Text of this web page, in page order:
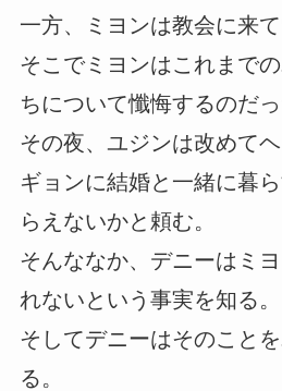
一方、ミヨンは教会に来て
そこでミヨンはこれまで
ちについて懺悔するのだっ
その夜、ユジンは改めて
ギョンに結婚と一緒に暮
らえないかと頼む。
そんななか、デニーはミ
れないという事実を知る。
そしてデニーはそのこと
る。